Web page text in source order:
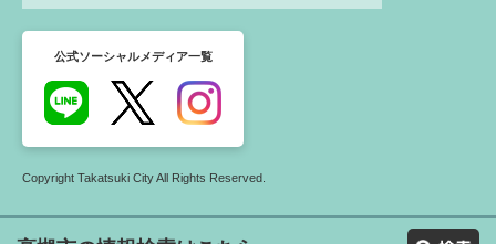
公式ソーシャルメディア一覧
Copyright Takatsuki City All Rights Reserved.